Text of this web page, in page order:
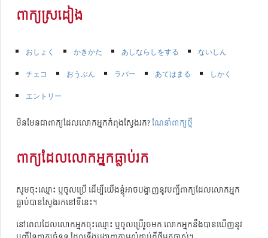
ពាក្យស្រដៀង
おしょく かきかた あしならしをする
ないしん
チェコ
おうぶん ラバー あてはまる
しかく
エントリー
មិនមែនជាពាក្យដែលលោកអ្នកកំពុងស្វែងរក?ណែនាំពាក្យថ្មី
ពាក្យដែលលោកអ្នកធ្លាប់រក
សូមចុះឈ្មោះ ឬចូលប្រើ ដើម្បីយើងខ្ញុំអាចបង្ហាញនូវបញ្ជីពាក្យដែលលោកអ្នក
ធ្លាប់បានស្វែងរកនៅទីនេះ។
នៅពេលដែលលោកអ្នកចុះឈ្មោះ ឬចូលប្រើរួចមក លោកអ្នកនឹងបានឃើញនូវ